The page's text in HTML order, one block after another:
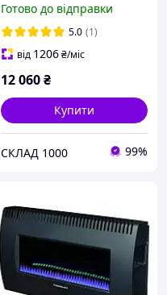
Готово до відправки
5.0 (1)
від 1206₴/міс
12 060₴
Купити
СКЛАД 1000 99%